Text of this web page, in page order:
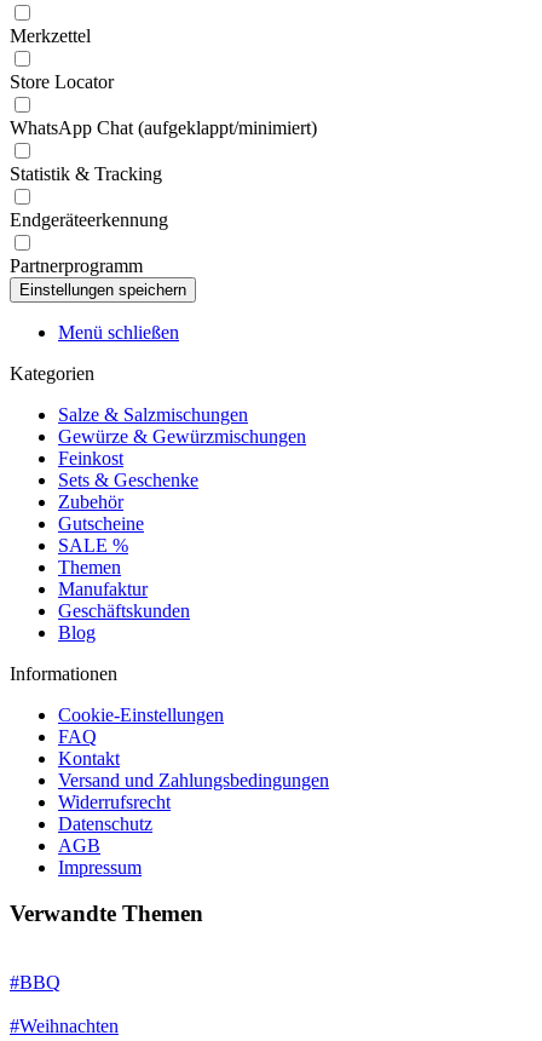
Merkzettel
Store Locator
WhatsApp Chat (aufgeklappt/minimiert)
Statistik & Tracking
Endgeräteerkennung
Partnerprogramm
Menü schließen
Kategorien
Salze & Salzmischungen
Gewürze & Gewürzmischungen
Feinkost
Sets & Geschenke
Zubehör
Gutscheine
SALE %
Themen
Manufaktur
Geschäftskunden
Blog
Informationen
Cookie-Einstellungen
FAQ
Kontakt
Versand und Zahlungsbedingungen
Widerrufsrecht
Datenschutz
AGB
Impressum
Verwandte Themen
#BBQ
#Weihnachten